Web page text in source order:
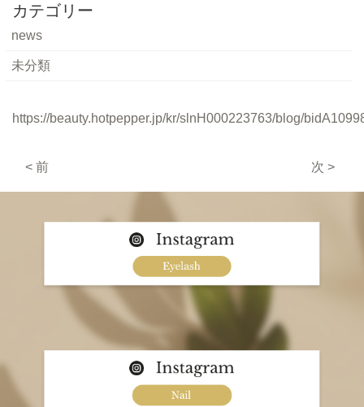
カテゴリー
news
未分類
https://beauty.hotpepper.jp/kr/slnH000223763/blog/
< 前 次 >